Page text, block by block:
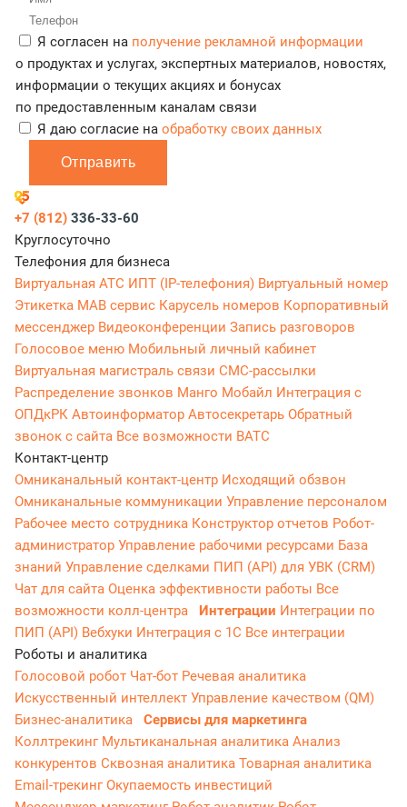
Я согласен на получение рекламной информации
о продуктах и услугах, экспертных материалов, новостях,
информации о текущих акциях и бонусах
по предоставленным каналам связи
Я даю согласие на обработку своих данных
Отправить
+7 (812) 336-33-60
Круглосуточно
Телефония для бизнеса
Виртуальная АТС ИПТ (IP-телефония) Виртуальный номер
Этикетка МАВ сервис Карусель номеров Корпоративный
мессенджер Видеоконференции Запись разговоров
Голосовое меню Мобильный личный кабинет
Виртуальная магистраль связи СМС-рассылки
Распределение звонков Манго Мобайл Интеграция с
ОПДкРК Автоинформатор Автосекретарь Обратный
звонок с сайта Все возможности ВАТС
Контакт-центр
Омниканальный контакт-центр Исходящий обзвон
Омниканальные коммуникации Управление персоналом
Рабочее место сотрудника Конструктор отчетов Робот-
администратор Управление рабочими ресурсами База
знаний Управление сделками ПИП (API) для УВК (CRM)
Чат для сайта Оценка эффективности работы Все
возможности колл-центра
Интеграции Интеграции по
ПИП (API) Вебхуки Интеграция с 1С Все интеграции
Роботы и аналитика
Голосовой робот Чат-бот Речевая аналитика
Искусственный интеллект Управление качеством (QM)
Бизнес-аналитика
Сервисы для маркетинга
Коллтрекинг Мультиканальная аналитика Анализ
конкурентов Сквозная аналитика Товарная аналитика
Email-трекингОкупаемость инвестиций